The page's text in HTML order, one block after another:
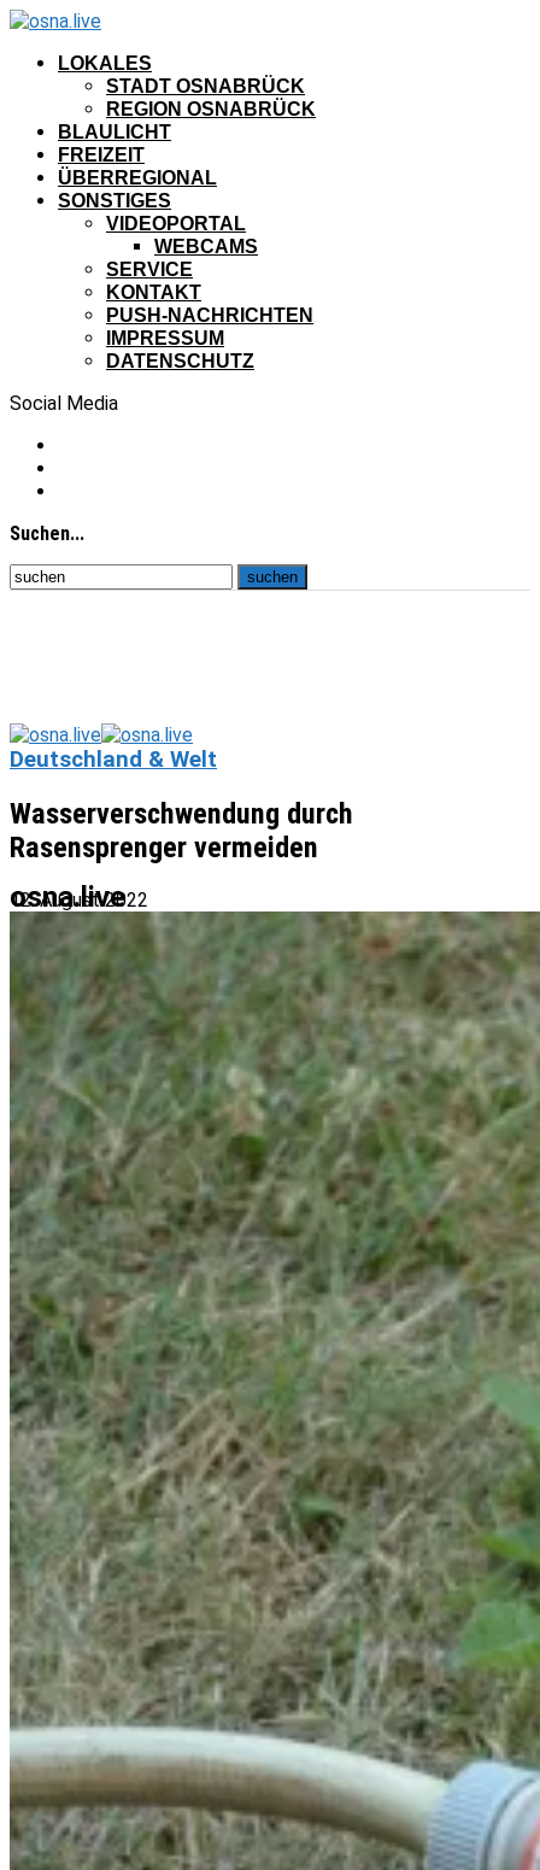
LOKALES
STADT OSNABRÜCK
REGION OSNABRÜCK
BLAULICHT
FREIZEIT
ÜBERREGIONAL
SONSTIGES
VIDEOPORTAL
WEBCAMS
SERVICE
KONTAKT
PUSH-NACHRICHTEN
IMPRESSUM
DATENSCHUTZ
Social Media
Suchen...
osna.live
Deutschland & Welt
Wasserverschwendung durch
Rasensprenger vermeiden
12. August 2022